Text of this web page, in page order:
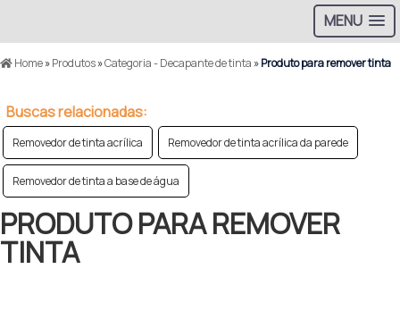
MENU
Home»Produtos»Categoria - Decapante de tinta »Produto para remover tinta
Buscas relacionadas:
Removedor de tinta acrílica Removedor de tinta acrílica da parede
Removedor de tinta a base de água
PRODUTO PARA REMOVER
TINTA